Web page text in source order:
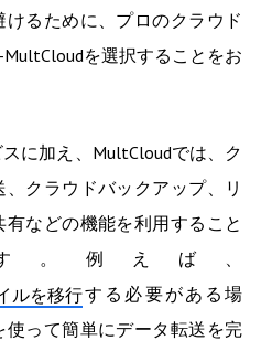
るために、プロのクラウド
を選択することをお
に加え、MultCloudでは、ク
クラウドバックアップ、リ
などの機能を利用すること
。例えば、
ルを移行する必要がある場
って簡単にデータ転送を完